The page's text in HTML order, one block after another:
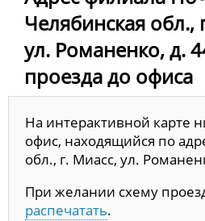
Челябинская обл.,
ул. Романенко, д.
проезда до офиса
На интерактивной карте
офис, находящийся по
обл., г. Миасс, ул.
При желании схему
распечатать.